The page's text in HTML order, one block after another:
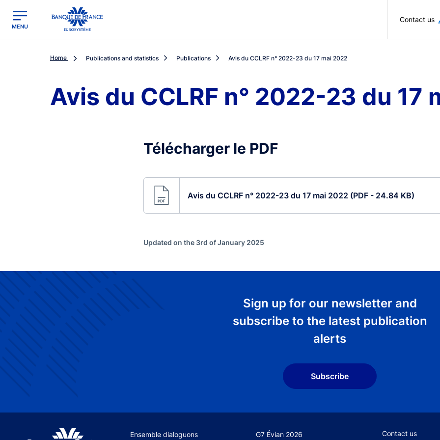
Banque de France - Menu Principal
MENU
Contact us
Home Publications and statistics Publications Avis du CCLRF n° 2022-23 du 17 mai 2022
Avis du CCLRF n° 2022-23 du 17
Télécharger le PDF
Avis du CCLRF n° 2022-23 du 17 mai 2022 (PDF - 24.84 KB)
Updated on the 3rd of January 2025
Sign up for our newsletter and
subscribe to the latest publication
alerts
Subscribe
Site navigation
Ensemble dialoguons G7 Évian 2026 Footer secondary
Contact us